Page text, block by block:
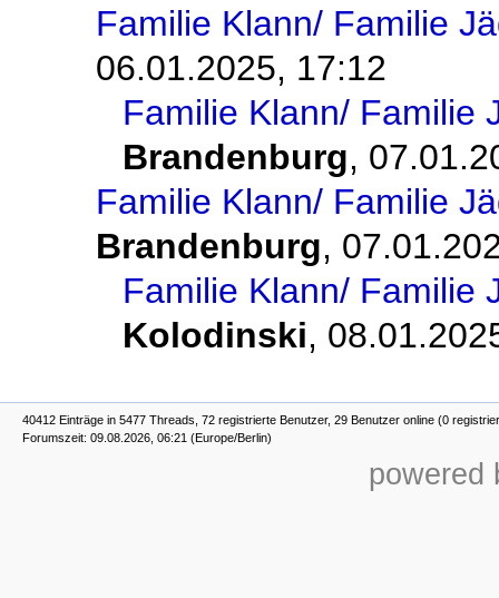
Familie Klann/ Familie
06.01.2025, 17:12
Familie Klann/ Familie
Brandenburg,
Familie Klann/ Familie
Brandenburg,
Familie Klann/ Familie
Kolodinski,
40412 Einträge in 5477 Threads, 72 registrierte Benutzer, 29 Benutzer online (0
Forumszeit: 09.08.2026, 06:21 (Europe/Berlin)
powered